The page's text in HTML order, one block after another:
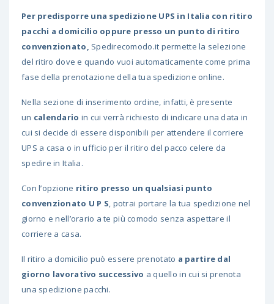
Per predisporre una spedizione UPS in Italia con ritiro
pacchi a domicilio oppure presso un punto di ritiro
convenzionato, Spedirecomodo.it permette la selezione
del ritiro dove e quando vuoi automaticamente come prima
fase della prenotazione della tua spedizione online.
Nella sezione di inserimento ordine, infatti, è presente
un calendario in cui verrà richiesto di indicare una data in
cui si decide di essere disponibili per attendere il corriere
UPS a casa o in ufficio per il ritiro del pacco celere da
spedire in Italia.
Con l’opzione ritiro presso un qualsiasi punto
convenzionato U P S, potrai portare la tua spedizione nel
giorno e nell’orario a te più comodo senza aspettare il
corriere a casa.
Il ritiro a domicilio può essere prenotato a partire dal
giorno lavorativo successivo a quello in cui si prenota
una spedizione pacchi.